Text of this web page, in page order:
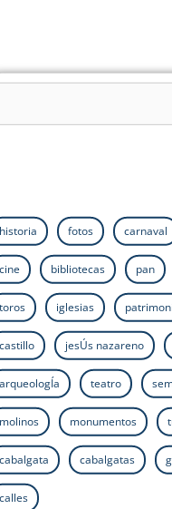
historia fotos carnaval
cine bibliotecas pan
toros iglesias
castillo jesÚs nazareno
arqueologÍa teatro
molinos monumentos
cabalgata cabalgatas
calles